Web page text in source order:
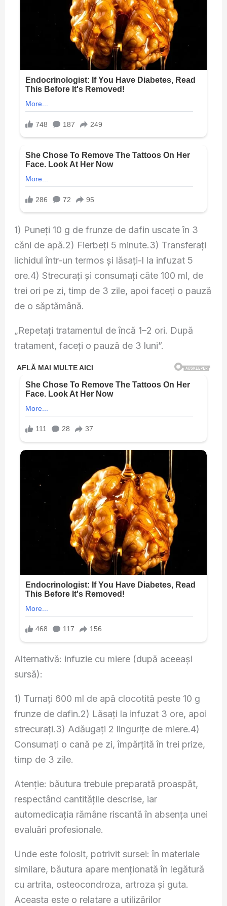
1) Puneți 10 g de frunze de dafin uscate în 3
căni de apă.2) Fierbeți 5 minute.3) Transferați
lichidul într-un termos și lăsați-l la infuzat 5
ore.4) Strecurați și consumați câte 100 ml, de
trei ori pe zi, timp de 3 zile, apoi faceți o pauză
de o săptămână.
„Repetați tratamentul de încă 1–2 ori. După
tratament, faceți o pauză de 3 luni”.
Alternativă: infuzie cu miere (după aceeași
sursă):
1) Turnați 600 ml de apă clocotită peste 10 g
frunze de dafin.2) Lăsați la infuzat 3 ore, apoi
strecurați.3) Adăugați 2 lingurițe de miere.4)
Consumați o cană pe zi, împărțită în trei prize,
timp de 3 zile.
Atenție: băutura trebuie preparată proaspăt,
respectând cantitățile descrise, iar
automedicația rămâne riscantă în absența unei
evaluări profesionale.
Unde este folosit, potrivit sursei: în materiale
similare, băutura apare menționată în legătură
cu artrita, osteocondroza, artroza și guta.
Aceasta este o relatare a utilizărilor